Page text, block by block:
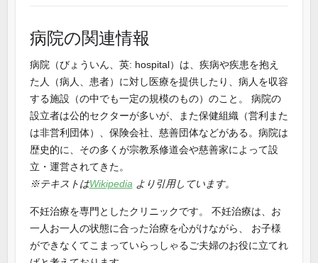
病院の関連情報
病院（びょういん、英: hospital）は、疾病や疾患を抱え
た人（病人、患者）に対し医療を提供したり、病人を収容
する施設（の中でも一定の規模のもの）のこと。 病院の
設立者は公的セクターが多いが、また保健組織（営利また
は非営利団体）、保険会社、慈善団体などがある。病院は
歴史的に、その多くが宗教系修道会や慈善家によって設
立・運営されてきた。
※テキストはWikipedia より引用しています。
不妊治療を専門としたクリニックです。 不妊治療は、お
一人お一人の状態に合った治療を心がけながら、 お子様
ができなくてこまっていらっしゃるご夫婦のお役に立てれ